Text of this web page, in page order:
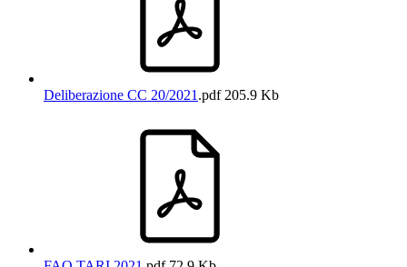
Deliberazione CC 20/2021 .pdf205.9 Kb